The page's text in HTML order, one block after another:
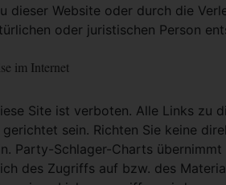
dieser Website oder durch die
oder juristischen Person
im Internet
Site ist verboten. Alle Links zu
sein. Richten Sie keine
Party-Schlager-Charts
des Zugriffs auf bzw. des